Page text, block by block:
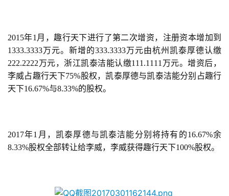
三
届
金
茶
奖
7
2015年1月，趣行天下进行了第二次增资，注册资本增加到
1333.3333万元。新增的333.3333万元由杭州凯泰厚德认缴
222.2222万元，浙江凯泰洁能认缴111.1111万元。增资后，
李威占趣行天下75%股权，凯泰厚德与凯泰洁能分别占趣行
天下16.67%与8.33%的股权。
2017年1月，凯泰厚德与凯泰洁能分别将持有的16.67%余
8.33%股权全部转让给李威，李威获得趣行天下100%股权。